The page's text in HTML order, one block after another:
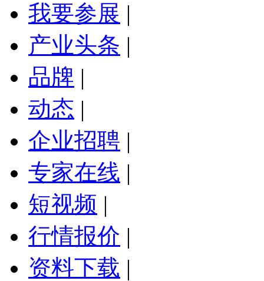
我要参展 |
产业头条 |
品牌 |
动态 |
企业招聘 |
专家在线 |
短视频 |
行情报价 |
资料下载 |